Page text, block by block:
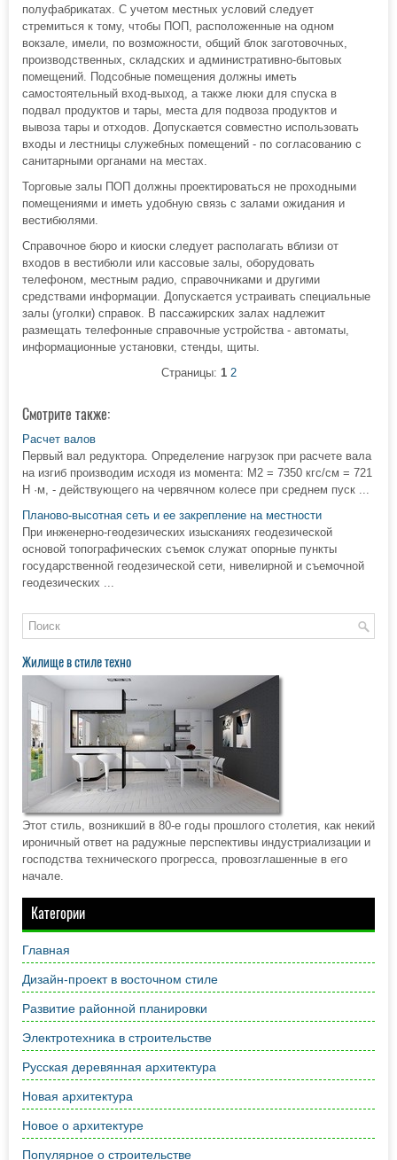
полуфабрикатах. С учетом местных условий следует
стремиться к тому, чтобы ПОП, расположенные на одном
вокзале, имели, по возможности, общий блок заготовочных,
производственных, складских и административно-бытовых
помещений. Подсобные помещения должны иметь
самостоятельный вход-выход, а также люки для спуска в
подвал продуктов и тары, места для подвоза продуктов и
вывоза тары и отходов. Допускается совместно использовать
входы и лестницы служебных помещений - по согласованию с
санитарными органами на местах.
Торговые залы ПОП должны проектироваться не проходными
помещениями и иметь удобную связь с залами ожидания и
вестибюлями.
Справочное бюро и киоски следует располагать вблизи от
входов в вестибюли или кассовые залы, оборудовать
телефоном, местным радио, справочниками и другими
средствами информации. Допускается устраивать специальные
залы (уголки) справок. В пассажирских залах надлежит
размещать телефонные справочные устройства - автоматы,
информационные установки, стенды, щиты.
Страницы: 1 2
Смотрите также:
Расчет валов
Первый вал редуктора. Определение нагрузок при расчете вала
на изгиб производим исходя из момента: М2 = 7350 кгс/см = 721
Н ·м, - действующего на червячном колесе при среднем пуск ...
Планово-высотная сеть и ее закрепление на местности
При инженерно-геодезических изысканиях геодезической
основой топографических съемок служат опорные пункты
государственной геодезической сети, нивелирной и съемочной
геодезических ...
Жилище в стиле техно
Этот стиль, возникший в 80-е годы прошлого столетия, как некий
ироничный ответ на радужные перспективы индустриализации и
господства технического прогресса, провозглашенные в его
начале.
Категории
Главная
Дизайн-проект в восточном стиле
Развитие районной планировки
Электротехника в строительстве
Русская деревянная архитектура
Новая архитектура
Новое о архитектуре
Популярное о строительстве